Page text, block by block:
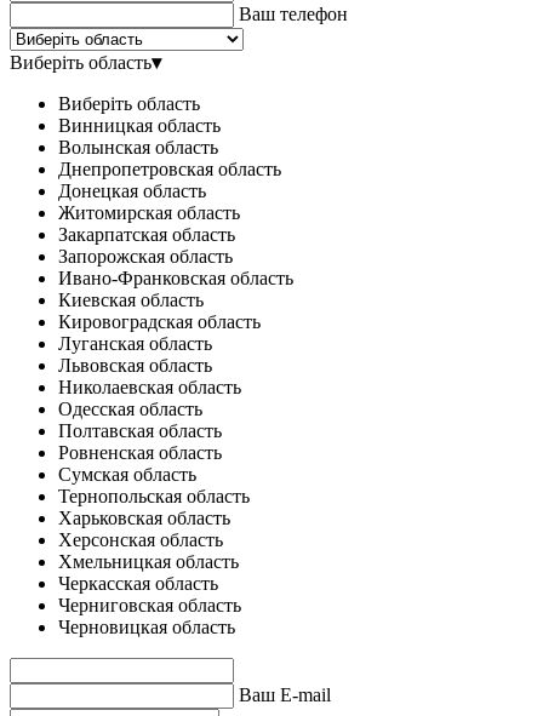
Ваш телефон
Виберіть область▾
Виберіть область
Винницкая область
Волынская область
Днепропетровская область
Донецкая область
Житомирская область
Закарпатская область
Запорожская область
Ивано-Франковская область
Киевская область
Кировоградская область
Луганская область
Львовская область
Николаевская область
Одесская область
Полтавская область
Ровненская область
Сумская область
Тернопольская область
Харьковская область
Херсонская область
Хмельницкая область
Черкасская область
Черниговская область
Черновицкая область
Ваш E-mail